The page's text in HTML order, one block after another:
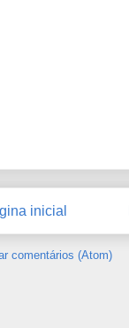
inicial
comentários (Atom)